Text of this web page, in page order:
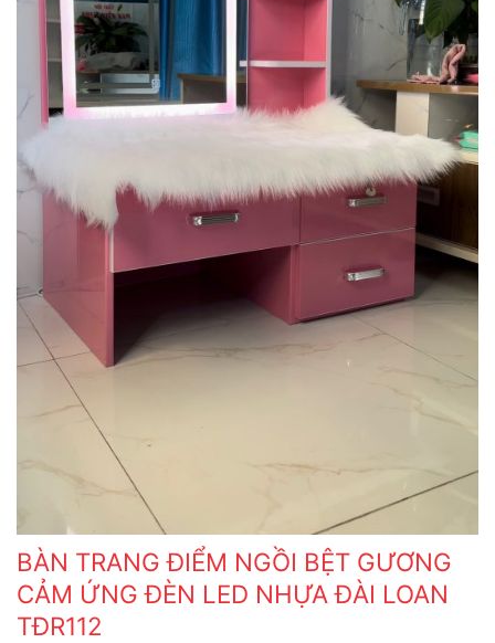
BÀN TRANG ĐIỂM NGỒI BỆT GƯƠNG
CẢM ỨNG ĐÈN LED NHỰA ĐÀI LOAN
TĐR112